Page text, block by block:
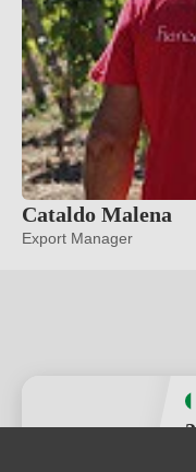
Cataldo Malena
Export Manager